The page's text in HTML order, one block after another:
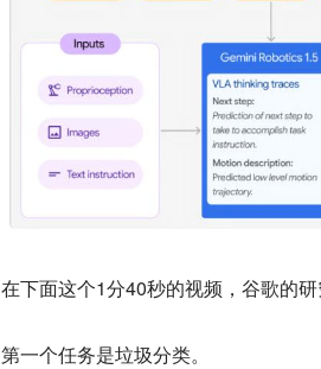
在下面这个1分40秒的视频，谷歌的
第一个任务是垃圾分类。